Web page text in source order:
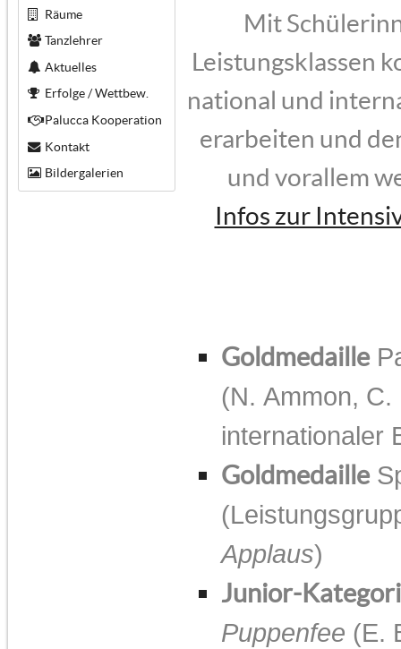
Räume
Tanzlehrer
Aktuelles
Erfolge / Wettbew.
Palucca Kooperation
Kontakt
Bildergalerien
Mit
Leistungsklassen
national und
erarbeiten und
und vorallem
Infos zur
Goldmedaille
(N. Ammon, C.
internationaler
Goldmedaille
Applaus)
Junior-
Puppenfee (E.